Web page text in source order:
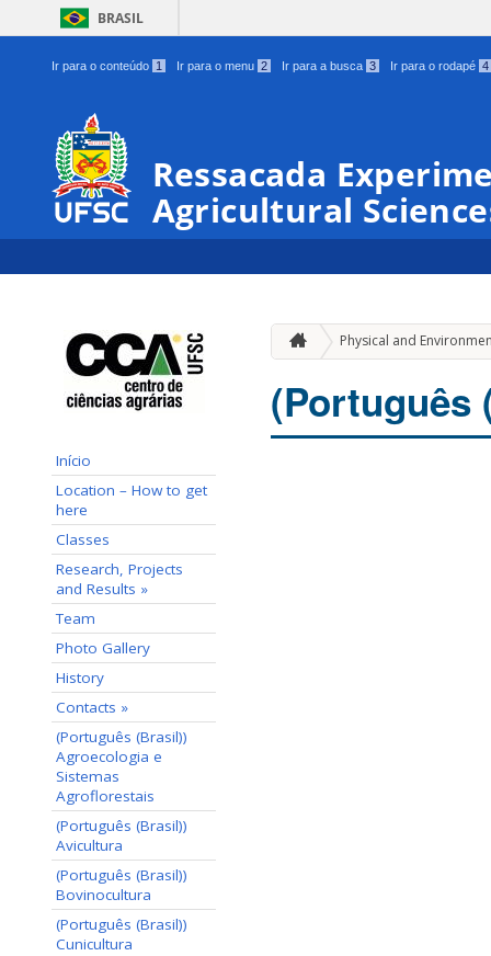
BRASIL
Ir para o conteúdo 1 Ir para o menu 2 Ir para a busca 3 Ir para o rodapé 4
Ressacada
Agricultural
Início
Location – How to get
here
Classes
Research, Projects
and Results »
Team
Photo Gallery
History
Contacts »
(Português (Brasil))
Agroecologia e
Sistemas
Agroflorestais
(Português (Brasil))
Avicultura
(Português (Brasil))
Bovinocultura
(Português (Brasil))
Cunicultura
Physical and
(Português